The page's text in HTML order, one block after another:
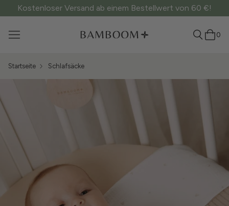
Kostenloser Versand ab einem Bestellwert von 60 €!
0
Startseite Schlafsäcke